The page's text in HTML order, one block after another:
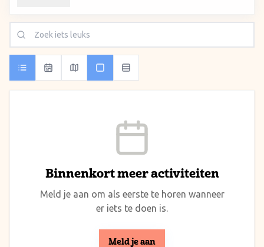
Binnenkort meer activiteiten
Meld je aan om als eerste te horen wanneer
er iets te doen is.
Meld je aan